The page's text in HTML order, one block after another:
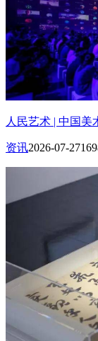
人民艺术 | 中国
资讯2026-07-27